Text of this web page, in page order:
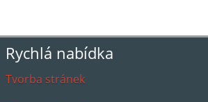
Rychlá nabídka
Tvorba stránek